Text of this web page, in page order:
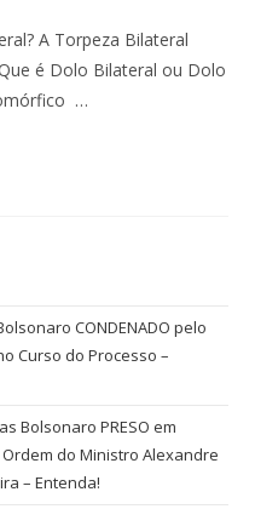
A Torpeza Bilateral
é Dolo Bilateral ou Dolo
…
CONDENADO pelo
Curso do Processo –
Bolsonaro PRESO em
do Ministro Alexandre
– Entenda!